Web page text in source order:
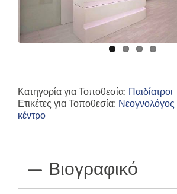
Κατηγορία για Τοποθεσία: Παιδίατροι
Ετικέτες για Τοποθεσία: Νεογνολόγος
κέντρο
Βιογραφικό